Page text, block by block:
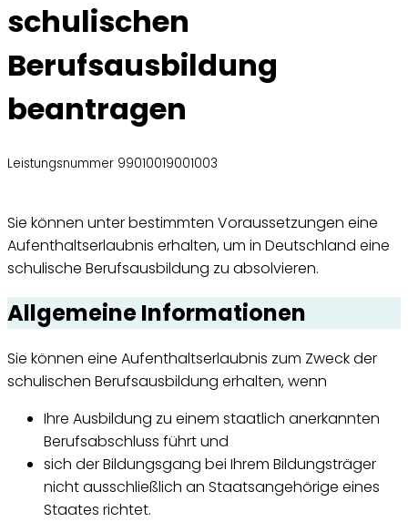
schulischen
Berufsausbildung
beantragen
Leistungsnummer 99010019001003
Sie können unter bestimmten Voraussetzungen eine
Aufenthaltserlaubnis erhalten, um in Deutschland eine
schulische Berufsausbildung zu absolvieren.
Allgemeine Informationen
Sie können eine Aufenthaltserlaubnis zum Zweck der
schulischen Berufsausbildung erhalten, wenn
Ihre Ausbildung zu einem staatlich anerkannten
Berufsabschluss führt und
sich der Bildungsgang bei Ihrem Bildungsträger
nicht ausschließlich an Staatsangehörige eines
Staates richtet.